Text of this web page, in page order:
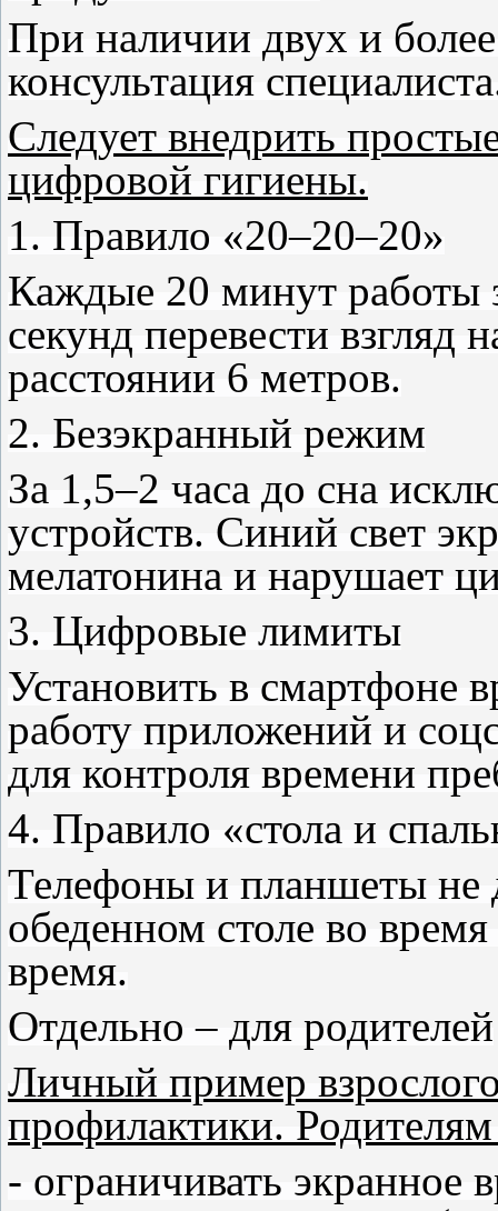
При наличии двух и
консультация
Следует внедрить
цифровой гигиены.
1. Правило «20–20–20»
Каждые 20 минут работы
секунд перевести взгляд
расстоянии 6 метров.
2. Безэкранный режим
За 1,5–2 часа до сна
устройств. Синий свет
мелатонина и нарушает
3. Цифровые лимиты
Установить в смартфоне
работу приложений и
для контроля времени
4. Правило «стола и
Телефоны и планшеты не
обеденном столе во
время.
Отдельно – для родителей
Личный пример
профилактики.
- ограничивать экранное